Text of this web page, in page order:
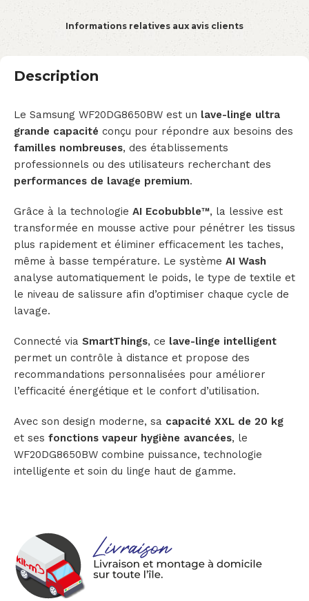
Informations relatives aux avis clients
Description
Le Samsung WF20DG8650BW est un lave-linge ultra
grande capacité conçu pour répondre aux besoins des
familles nombreuses, des établissements
professionnels ou des utilisateurs recherchant des
performances de lavage premium.
Grâce à la technologie AI Ecobubble™, la lessive est
transformée en mousse active pour pénétrer les tissus
plus rapidement et éliminer efficacement les taches,
même à basse température. Le système AI Wash
analyse automatiquement le poids, le type de textile et
le niveau de salissure afin d’optimiser chaque cycle de
lavage.
Connecté via SmartThings, ce lave-linge intelligent
permet un contrôle à distance et propose des
recommandations personnalisées pour améliorer
l’efficacité énergétique et le confort d’utilisation.
Avec son design moderne, sa capacité XXL de 20 kg
et ses fonctions vapeur hygiène avancées, le
WF20DG8650BW combine puissance, technologie
intelligente et soin du linge haut de gamme.